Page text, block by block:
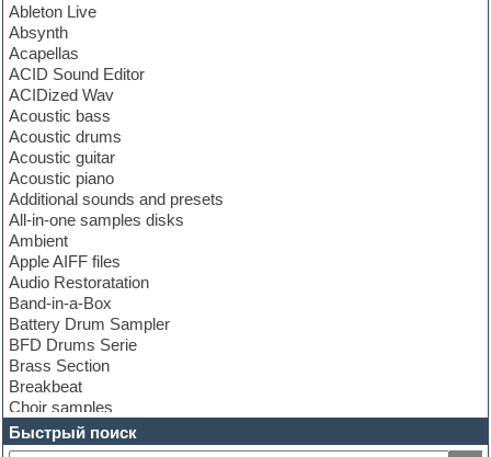
Ableton Live
Absynth
Acapellas
ACID Sound Editor
ACIDized Wav
Acoustic bass
Acoustic drums
Acoustic guitar
Acoustic piano
Additional sounds and presets
All-in-one samples disks
Ambient
Apple AIFF files
Audio Restoratation
Band-in-a-Box
Battery Drum Sampler
BFD Drums Serie
Brass Section
Breakbeat
Choir samples
Chris Hein Samples
Cinematic samples
Быстрый поиск